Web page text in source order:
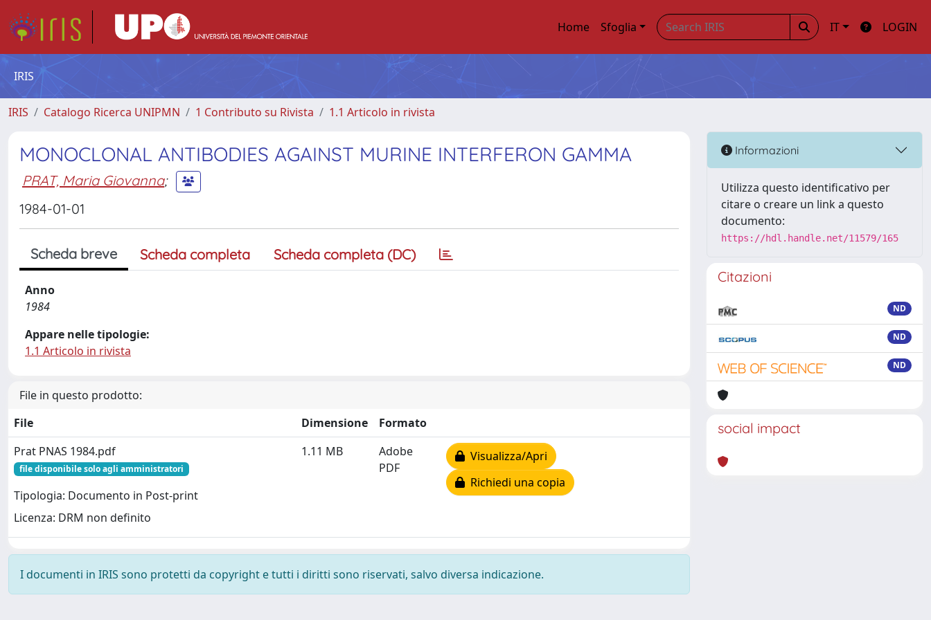
Home Sfoglia IT LOGIN
IRIS
IRIS Catalogo Ricerca UNIPMN 1 Contributo su Rivista 1.1 Articolo in rivista
MONOCLONAL ANTIBODIES AGAINST MURINE INTERFERON GAMMA
PRAT, Maria Giovanna;
1984-01-01
Scheda breve Scheda completa Scheda completa (DC)
Anno
1984
Appare nelle tipologie:
1.1 Articolo in rivista
File in questo prodotto:
File
Dimensione
Formato
Prat PNAS 1984.pdf
file disponibile solo agli amministratori
Tipologia: Documento in Post-print
Licenza: DRM non definito
1.11 MB
Adobe
PDF
Visualizza/Apri
Richiedi una copia
I documenti in IRIS sono protetti da copyright e tutti i diritti sono riservati, salvo diversa indicazione.
Informazioni
Utilizza questo identificativo per
citare o creare un link a questo
documento:
https://hdl.handle.net/11579/165
Citazioni
ND
ND
ND
social impact